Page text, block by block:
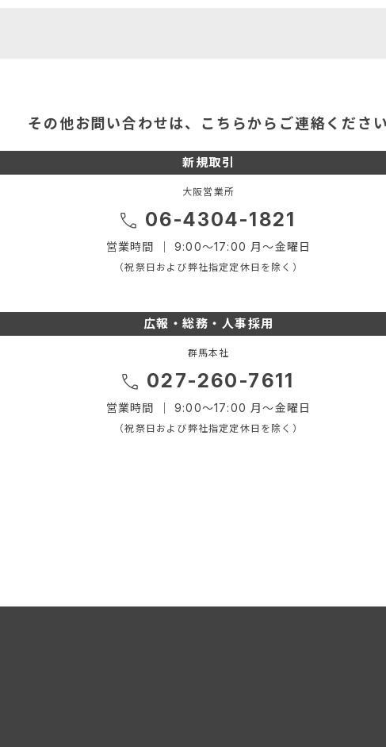
その他お問い合わせは、こちらからご連絡くださ
新規取引
大阪営業所
06-4304-1821
営業時間 ｜ 9:00～17:00 月～金曜日
（祝祭日および弊社指定定休日を除く）
広報・総務・人事採用
群馬本社
027-260-7611
営業時間 ｜ 9:00～17:00 月～金曜日
（祝祭日および弊社指定定休日を除く）